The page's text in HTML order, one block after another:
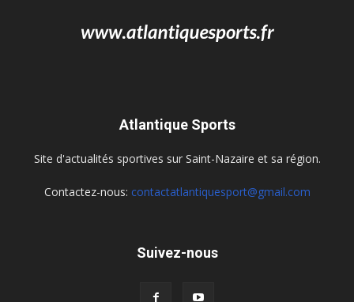
Atlantique Sports
Site d'actualités sportives sur Saint-Nazaire et sa région.
Contactez-nous: contactatlantiquesport@gmail.com
Suivez-nous